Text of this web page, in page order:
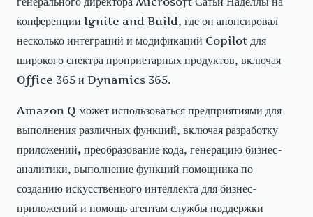
конференции Ignite and Build, где он анонсировал
несколько интеграций и модификаций Copilot для
широкого спектра проприетарных продуктов, включая
Office 365 и Dynamics 365.
Amazon Q может использоваться предприятиями для
выполнения различных функций, включая разработку
приложений, преобразование кода, генерацию бизнес-
аналитики, выполнение функций помощника по
созданию искусственного интеллекта для бизнес-
приложений и помощь агентам службы поддержки